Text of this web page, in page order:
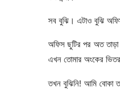
সব বুঝি। এটাও বুঝি
অফিস ছুটির পর অত তাড়া
এখন তোমার অংকের
তখন বুঝিনি! আমি বোকা